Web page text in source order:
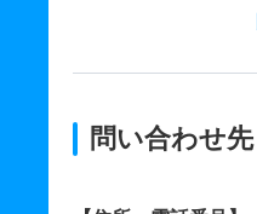
問い合わせ先